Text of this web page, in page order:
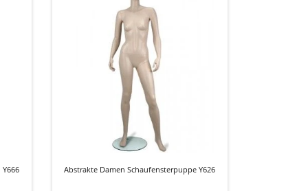
Abstrakte Damen Schaufensterpuppe Y626